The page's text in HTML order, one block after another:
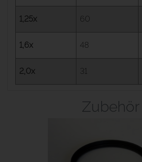
1,25x 60
1,6x 48
2,0x 31
Zubehör